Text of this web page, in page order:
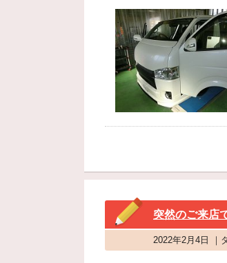
突然のご来店
2022年2月4日